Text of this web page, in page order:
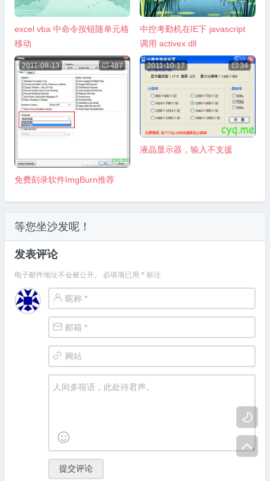


excel vba 中命令按钮随单元格
移动
中控考勤机在IE下 javascript
调用 activex dll
2011-08-13  487
免费刻录软件ImgBurn推荐
2011-10-17  34
液晶显示器，输入不支援
等您坐沙发呢！
发表评论
电子邮件地址不会被公开。 必填项已用 * 标注
